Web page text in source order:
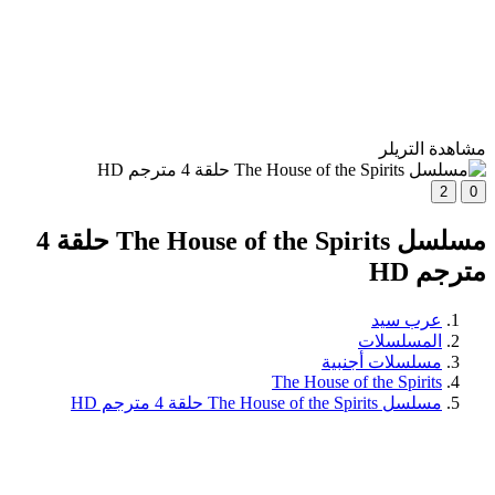
مشاهدة التريلر
0
2
مسلسل The House of the Spirits حلقة 4
مترجم HD
عرب سيد
المسلسلات
مسلسلات أجنبية
The House of the Spirits
مسلسل The House of the Spirits حلقة 4 مترجم HD